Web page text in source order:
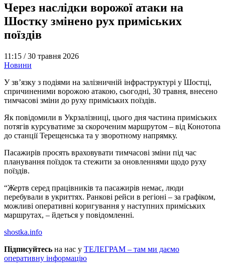
Через наслідки ворожої атаки на
Шостку змінено рух приміських
поїздів
11:15 /30 травня 2026
Новини
У зв’язку з подіями на залізничній інфраструктурі у Шостці,
спричиненими ворожою атакою, сьогодні, 30 травня, внесено
тимчасові зміни до руху приміських поїздів.
Як повідомили в Укрзалізниці, цього дня частина приміських
потягів курсуватиме за скороченим маршрутом – від Конотопа
до станції Терещенська та у зворотному напрямку.
Пасажирів просять враховувати тимчасові зміни під час
планування поїздок та стежити за оновленнями щодо руху
поїздів.
“Жертв серед працівників та пасажирів немає, люди
перебували в укриттях. Ранкові рейси в регіоні – за графіком,
можливі оперативні коригування у наступних приміських
маршрутах, – йдеться у повідомленні.
shostka.info
Підписуйтесь на нас у ТЕЛЕГРАМ – там ми даємо
оперативну інформацію